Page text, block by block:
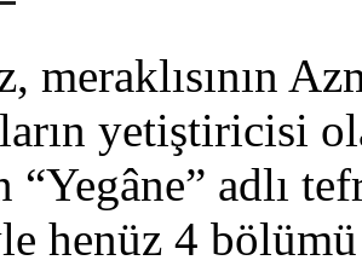
meraklısının
yetiştiricisi
“Yegâne” adlı
henüz 4 bölümü